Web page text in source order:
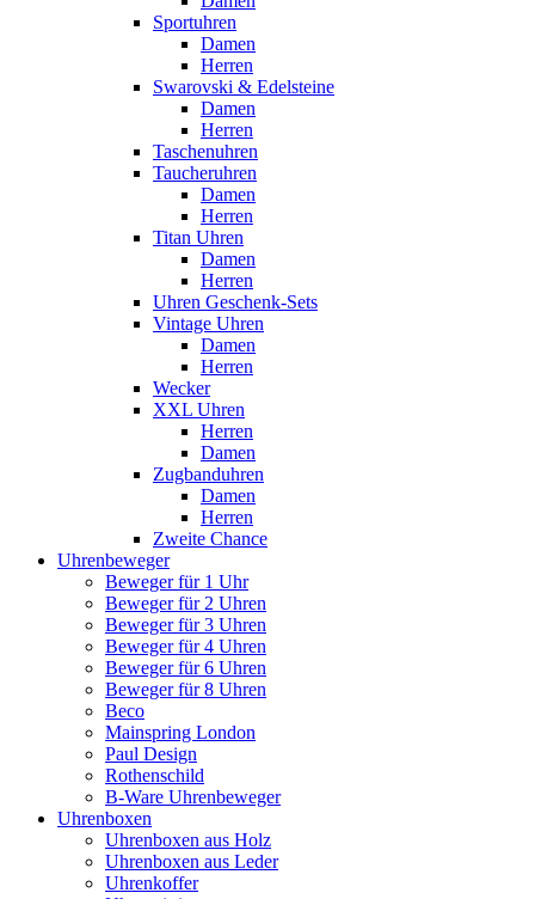
Sportuhren
Damen
Herren
Swarovski & Edelsteine
Damen
Herren
Taschenuhren
Taucheruhren
Damen
Herren
Titan Uhren
Damen
Herren
Uhren Geschenk-Sets
Vintage Uhren
Damen
Herren
Wecker
XXL Uhren
Herren
Damen
Zugbanduhren
Damen
Herren
Zweite Chance
Uhrenbeweger
Beweger für 1 Uhr
Beweger für 2 Uhren
Beweger für 3 Uhren
Beweger für 4 Uhren
Beweger für 6 Uhren
Beweger für 8 Uhren
Beco
Mainspring London
Paul Design
Rothenschild
B-Ware Uhrenbeweger
Uhrenboxen
Uhrenboxen aus Holz
Uhrenboxen aus Leder
Uhrenkoffer